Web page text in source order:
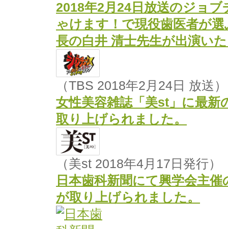
2018年2月24日放送のジョ
ゃけます！で現役歯医者が
長の白井 清士先生が出演い
（TBS 2018年2月24日 放送）
女性美容雑誌「美st」に最新
取り上げられました。
（美st 2018年4月17日発行）
日本歯科新聞にて興学会主
が取り上げられました。